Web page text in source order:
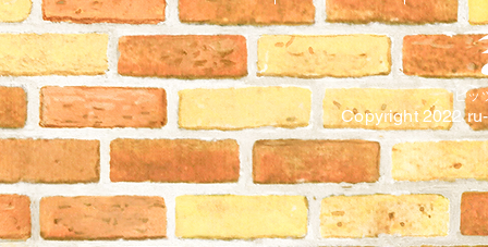
ピッ
Copyright 2022ru-